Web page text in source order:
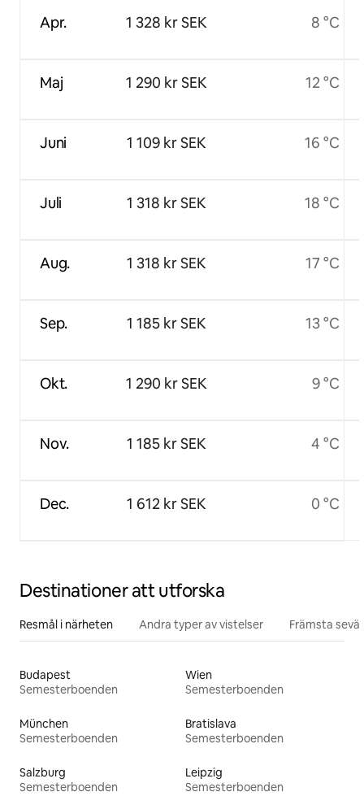
Apr.
Maj
Juni
Juli
Aug.
Sep.
Okt.
Nov.
Dec.
1 328 kr SEK
1 290 kr SEK
1 109 kr SEK
1 318 kr SEK
1 318 kr SEK
1 185 kr SEK
1 290 kr SEK
1 185 kr SEK
1 612 kr SEK
8 °C
12 °C
16 °C
18 °C
17 °C
13 °C
9 °C
4 °C
0 °C
Destinationer att utforska
Resmål i närheten Andra typer av vistelser Främsta
Budapest
Semesterboenden
Wien
Semesterboenden
München
Semesterboenden
Bratislava
Semesterboenden
Salzburg
Semesterboenden
Leipzig
Semesterboenden